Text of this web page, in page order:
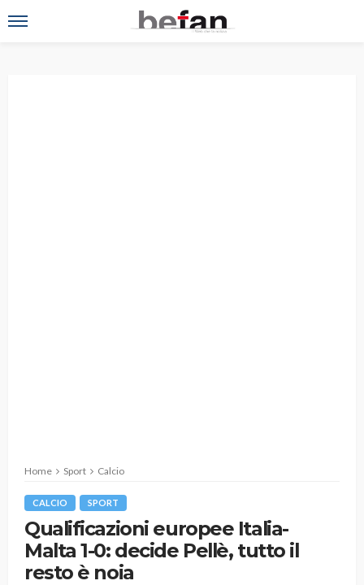
Home Sport Calcio
CALCIO SPORT
Qualificazioni europee Italia-
Malta 1-0: decide Pellè, tutto il
resto è noia